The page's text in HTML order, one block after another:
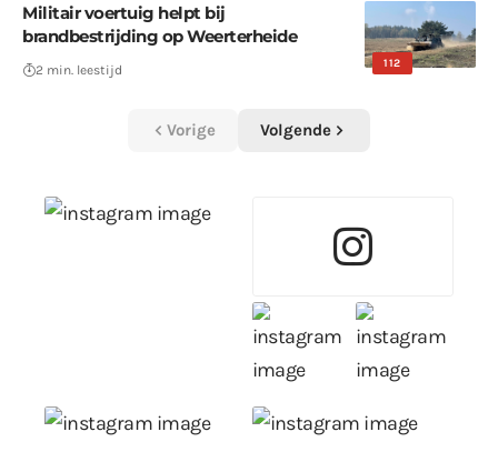
112
Militair voertuig helpt bij
brandbestrijding op Weerterheide
2 min. leestijd
Vorige Volgende